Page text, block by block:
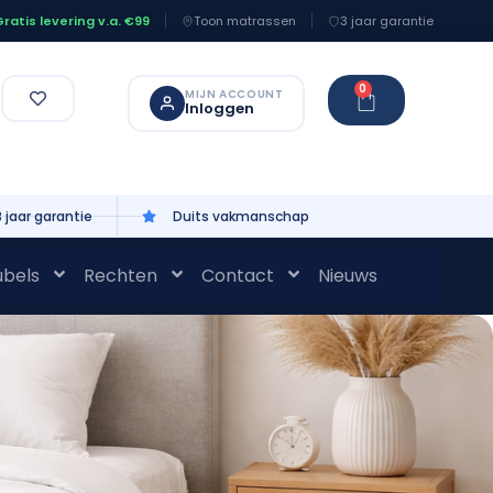
levering v.a. €99 Toon matrassen 3 jaar garantie
MIJN ACCOUNT
Inloggen
0
jaar garantie Duits vakmanschap
Rechten Contact Nieuws